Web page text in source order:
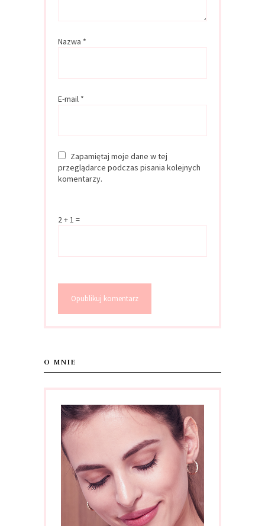
Nazwa *
E-mail *
Zapamiętaj moje dane w tej
przeglądarce podczas pisania kolejnych
komentarzy.
2 + 1 =
O MNIE